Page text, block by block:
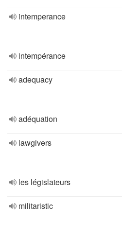
intemperance
intempérance
adequacy
adéquation
lawgivers
les législateurs
militaristic